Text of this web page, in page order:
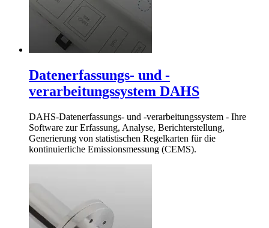
Datenerfassungs- und -
verarbeitungssystem DAHS
DAHS-Datenerfassungs- und -verarbeitungssystem - Ihre
Software zur Erfassung, Analyse, Berichterstellung,
Generierung von statistischen Regelkarten für die
kontinuierliche Emissionsmessung (CEMS).